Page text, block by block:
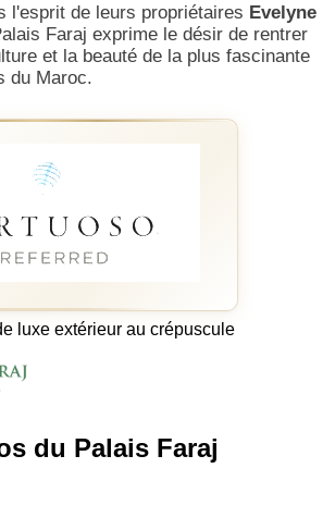
l'esprit de leurs propriétaires Evelyne
Faraj exprime le désir de rentrer
et la beauté de la plus fascinante
du Maroc.
du Palais Faraj